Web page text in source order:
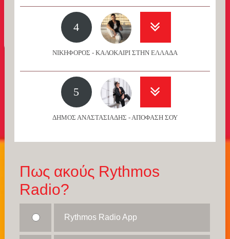
4
ΝΙΚΗΦΟΡΟΣ - ΚΑΛΟΚΑΙΡΙ ΣΤΗΝ ΕΛΛΑΔΑ
5
ΔΗΜΟΣ ΑΝΑΣΤΑΣΙΑΔΗΣ - ΑΠΟΦΑΣΗ ΣΟΥ
Πως ακούς Rythmos
Radio?
Rythmos Radio App